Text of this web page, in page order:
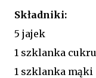
Składniki:
5 jajek
1 szklanka cukru
1 szklanka mąki